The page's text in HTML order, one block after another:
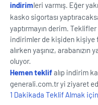
indirimleri varmış. Eğer
kasko sigortası
yaptırmayın derim.
indirimler de kişiden kişiye
alırken yaşınız,
oluyor.
Hemen teklifalıp indirim
generali.com.tr yi ziyaret
1 Dakikada Teklif Almak için